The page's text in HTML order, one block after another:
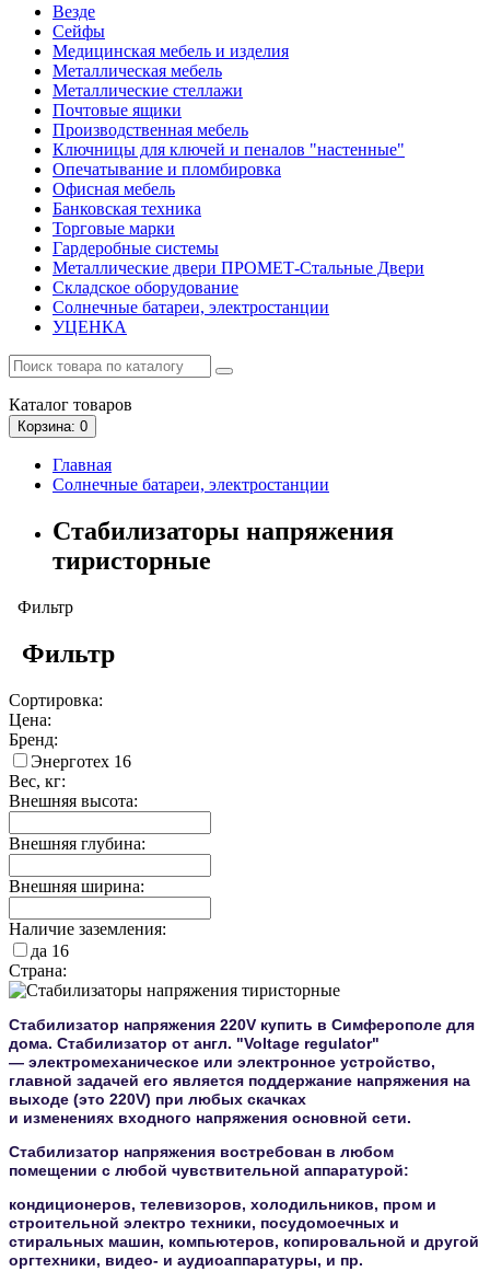
Везде
Сейфы
Медицинская мебель и изделия
Металлическая мебель
Металлические стеллажи
Почтовые ящики
Производственная мебель
Ключницы для ключей и пеналов "настенные"
Опечатывание и пломбировка
Офисная мебель
Банковская техника
Торговые марки
Гардеробные системы
Металлические двери ПРОМЕТ-Стальные Двери
Складское оборудование
Солнечные батареи, электростанции
УЦЕНКА
Каталог товаров
Корзина: 0
Главная
Солнечные батареи, электростанции
Стабилизаторы напряжения
тиристорные
Фильтр
Фильтр
Сортировка:
Цена:
Бренд:
Энерготех 16
Вес, кг:
Внешняя высота:
Внешняя глубина:
Внешняя ширина:
Наличие заземления:
да 16
Страна:
Стабилизатор напряжения 220V купить в Симферополе для
дома. Стабилизатор от англ. "Voltage regulator"
— электромеханическое или электронное устройство,
главной задачей его является поддержание напряжения на
выходе (это 220V) при любых скачках
и изменениях входного напряжения основной сети.
Стабилизатор напряжения востребован в любом
помещении с любой чувствительной аппаратурой:
кондиционеров, телевизоров, холодильников, пром и
строительной электро техники, посудомоечных и
стиральных машин, компьютеров, копировальной и другой
оргтехники, видео- и аудиоаппаратуры, и пр.